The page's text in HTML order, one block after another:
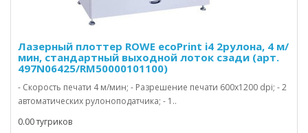
Лазерный плоттер ROWE ecoPrint i4 2рулона, 4 м/
мин, стандартный выходной лоток сзади (арт.
497N06425/RM50000101100)
- Скорость печати 4 м/мин; - Разрешение печати 600х1200 dpi; - 2
автоматических рулоноподатчика; - 1..
0.00 тугриков